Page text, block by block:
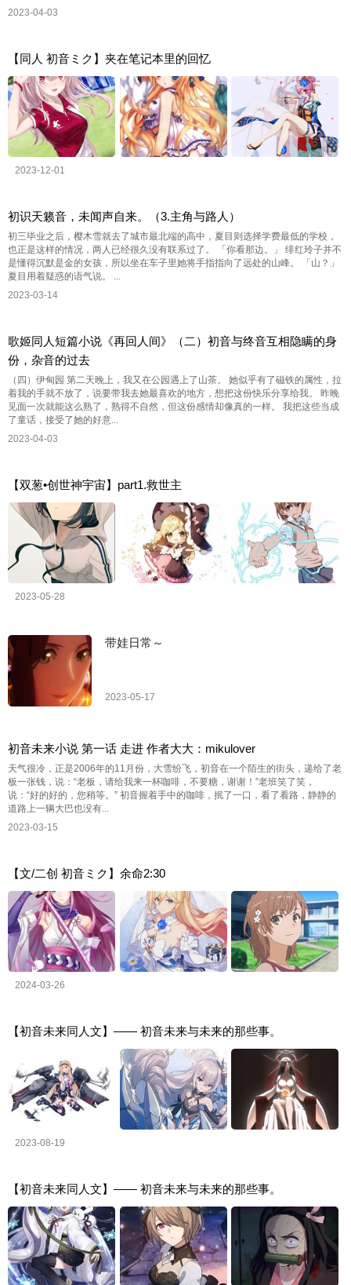
2023-04-03
【同人 初音ミク】夹在笔记本里的回忆
2023-12-01
初识天籁音，未闻声自来。（3.主角与路人）
初三毕业之后，樱木雪就去了城市最北端的高中，夏目则选择学费最低的学校，
也正是这样的情况，两人已经很久没有联系过了。 「你看那边。」 绯红玲子并不
是懂得沉默是金的女孩，所以坐在车子里她将手指指向了远处的山峰。 「山？」
夏目用着疑惑的语气说。 ...
2023-03-14
歌姬同人短篇小说《再回人间》（二）初音与终音互相隐瞒的身
份，杂音的过去
（四）伊甸园 第二天晚上，我又在公园遇上了山茶。 她似乎有了磁铁的属性，拉
着我的手就不放了，说要带我去她最喜欢的地方，想把这份快乐分享给我。 昨晚
见面一次就能这么熟了，熟得不自然，但这份感情却像真的一样。 我把这些当成
了童话，接受了她的好意...
2023-04-03
【双葱•创世神宇宙】part1.救世主
2023-05-28
带娃日常～
2023-05-17
初音未来小说 第一话 走进 作者大大：mikulover
天气很冷，正是2006年的11月份，大雪纷飞，初音在一个陌生的街头，递给了老
板一张钱，说：“老板，请给我来一杯咖啡，不要糖，谢谢！”老班笑了笑，
说：“好的好的，您稍等。” 初音握着手中的咖啡，抿了一口，看了看路，静静的
道路上一辆大巴也没有...
2023-03-15
【文/二创 初音ミク】余命2:30
2024-03-26
【初音未来同人文】—— 初音未来与未来的那些事。
2023-08-19
【初音未来同人文】—— 初音未来与未来的那些事。